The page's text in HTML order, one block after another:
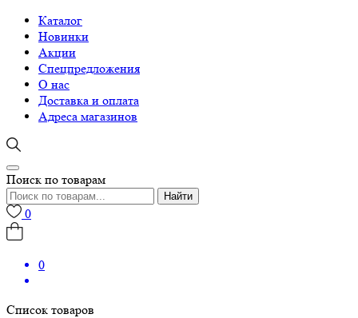
Каталог
Новинки
Акции
Спецпредложения
О нас
Доставка и оплата
Адреса магазинов
Поиск по товарам
Найти
0
0
Список товаров